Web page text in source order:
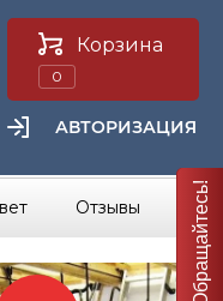
Корзина
0
АВТОРИЗАЦИЯ
Отзывы ...